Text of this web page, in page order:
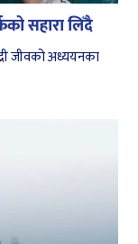
सहारा लिँदै
जीवको अध्ययनका